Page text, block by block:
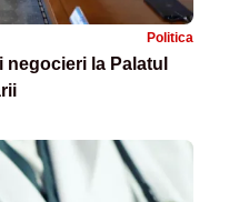
Politica
la Palatul